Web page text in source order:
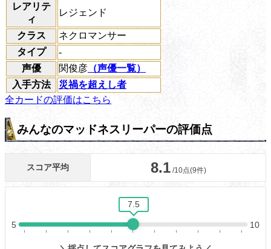
レアリテ
ィ
レジェンド
クラス
ネクロマンサー
タイプ
-
声優
関俊彦 （声優一覧）
入手方法
災禍を超えし者
全カードの評価はこちら
みんなのマッドネスリーパーの評価点